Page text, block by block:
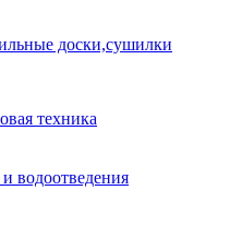
доски,сушилки
техника
водоотведения